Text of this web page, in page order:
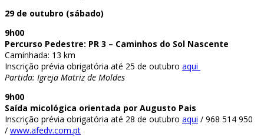
29 de outubro (sábado)
9h00
Percurso Pedestre: PR 3 – Caminhos do Sol Nascente
Caminhada: 13 km
Inscrição prévia obrigatória até 25 de outubro aqui
Partida: Igreja Matriz de Moldes
9h00
Saída micológica orientada por Augusto Pais
Inscrição prévia obrigatória até 28 de outubro aqui / 968 514 950
/ www.afedv.com.pt